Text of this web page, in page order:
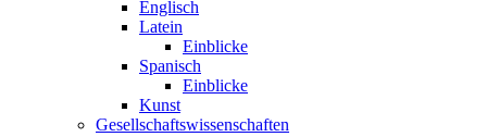
Englisch
Latein
Einblicke
Spanisch
Einblicke
Kunst
Gesellschaftswissenschaften